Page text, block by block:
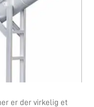
er der virkelig et